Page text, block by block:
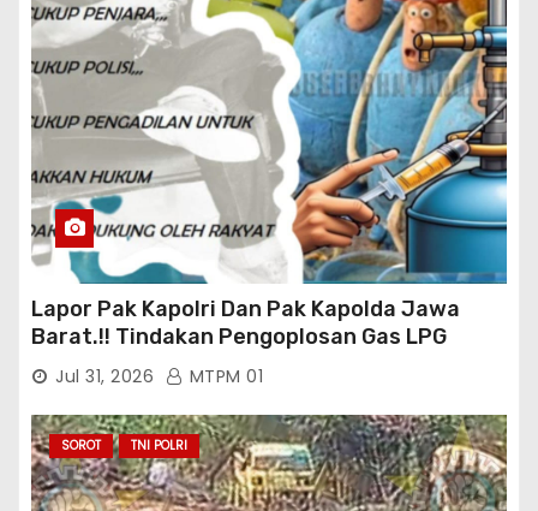
Lapor Pak Kapolri Dan Pak Kapolda Jawa
Barat.!! Tindakan Pengoplosan Gas LPG
Bersubsidi Marak Terjadi Di Kabupaten Bogor
Persisnya di Babakan Madang: Tim
Aktifis/Jurnalis Meminta Pimpinan Polri Beri
Atensi Penindakan Sampai Penangkapan
Terhadap Pelaku
Jul 31, 2026 MTPM 01
SOROT TNI POLRI